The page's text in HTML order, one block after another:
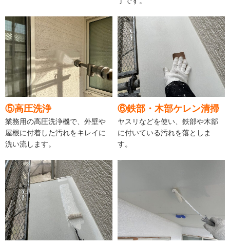
⑤高圧洗浄
業務用の高圧洗浄機で、外壁や
屋根に付着した汚れをキレイに
洗い流します。
⑥鉄部・木部ケレン清掃
ヤスリなどを使い、鉄部や木部
に付いている汚れを落としま
す。